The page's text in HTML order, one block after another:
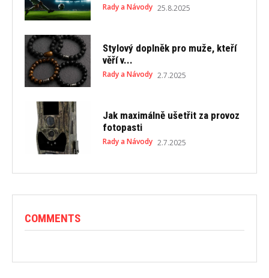
Rady a Návody 25.8.2025
Stylový doplněk pro muže, kteří
věří v...
Rady a Návody 2.7.2025
Jak maximálně ušetřit za provoz
fotopasti
Rady a Návody 2.7.2025
COMMENTS